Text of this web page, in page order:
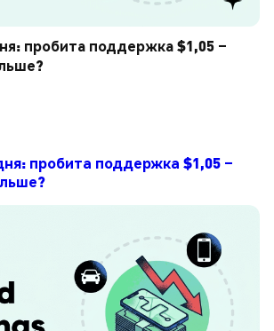
пробита поддержка $1,05 –
пробита поддержка $1,05 –